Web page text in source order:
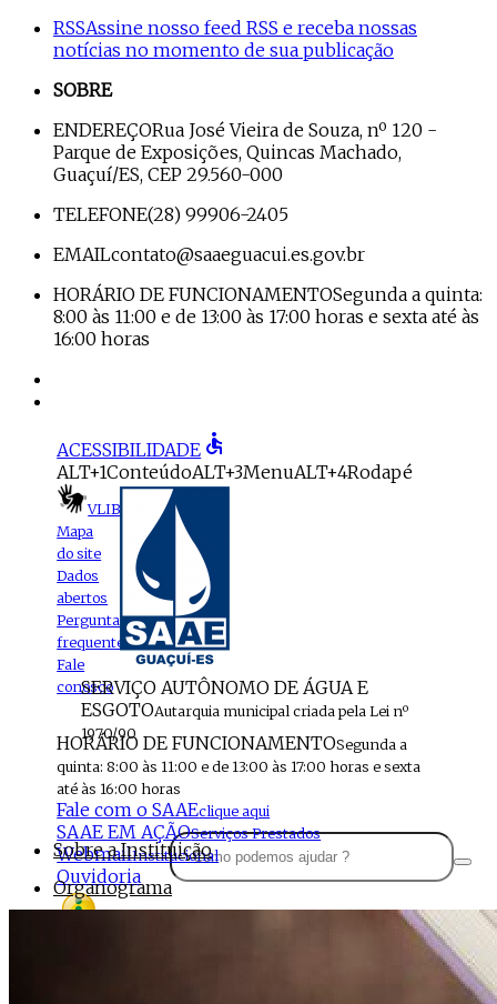
RSSAssine nosso feed RSS e receba nossas
notícias no momento de sua publicação
SOBRE
ENDEREÇORua José Vieira de Souza, nº 120 -
Parque de Exposições, Quincas Machado,
Guaçuí/ES, CEP 29.560-000
TELEFONE(28) 99906-2405
EMAILcontato@saaeguacui.es.gov.br
HORÁRIO DE FUNCIONAMENTOSegunda a quinta:
8:00 às 11:00 e de 13:00 às 17:00 horas e sexta até às
16:00 horas
ACESSIBILIDADE accessible
ALT+1ConteúdoALT+3MenuALT+4Rodapé
VLIBRAS
Mapa
do site
Dados
abertos
Perguntas
frequentes
Fale
conosco
SERVIÇO AUTÔNOMO DE ÁGUA E
ESGOTOAutarquia municipal criada pela Lei nº
1970/90
HORÁRIO DE FUNCIONAMENTOSegunda a
quinta: 8:00 às 11:00 e de 13:00 às 17:00 horas e sexta
até às 16:00 horas
Fale com o SAAEclique aqui
SAAE EM AÇÃOServiços Prestados
WebmailInstitucional
Ouvidoria
Sobre a Instituição
Organograma